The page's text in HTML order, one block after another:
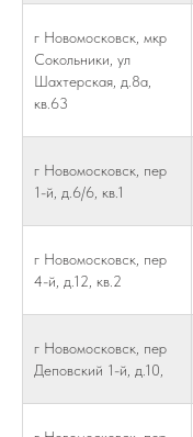
г Новомосковск, мкр
Сокольники, ул
Шахтерская, д.8а,
кв.63
г Новомосковск, пер
1-й, д.6/6, кв.1
г Новомосковск, пер
4-й, д.12, кв.2
г Новомосковск, пер
Деповский 1-й, д.10,